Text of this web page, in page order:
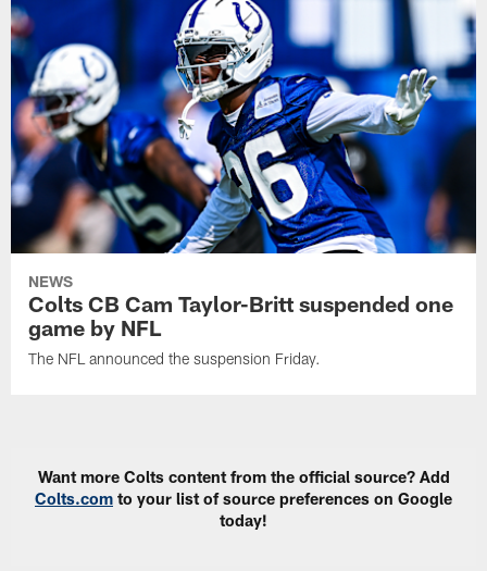
NEWS
Colts CB Cam Taylor-Britt suspended one
game by NFL
The NFL announced the suspension Friday.
Want more Colts content from the official source? Add
Colts.com to your list of source preferences on Google
today!